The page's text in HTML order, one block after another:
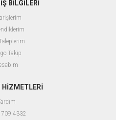
BİLGİLERİ
Takip
HİZMETLERİ
4332